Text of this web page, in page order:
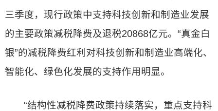
三季度，现行政策中支持科技创新和制造业发展
的主要政策减税降费及退税20868亿元。“真金白
银”的减税降费红利对科技创新和制造业高端化、
智能化、绿色化发展的支持作用明显。
“结构性减税降费政策持续落实，重点支持科